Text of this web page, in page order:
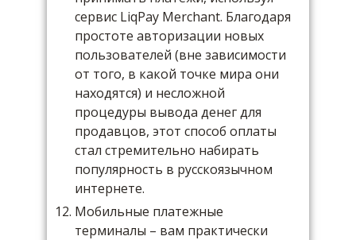
сервис LiqPay Merchant. Благодаря
простоте авторизации новых
пользователей (вне зависимости
от того, в какой точке мира они
находятся) и несложной
процедуры вывода денег для
продавцов, этот способ оплаты
стал стремительно набирать
популярность в русскоязычном
интернете.
Мобильные платежные
терминалы – вам практически